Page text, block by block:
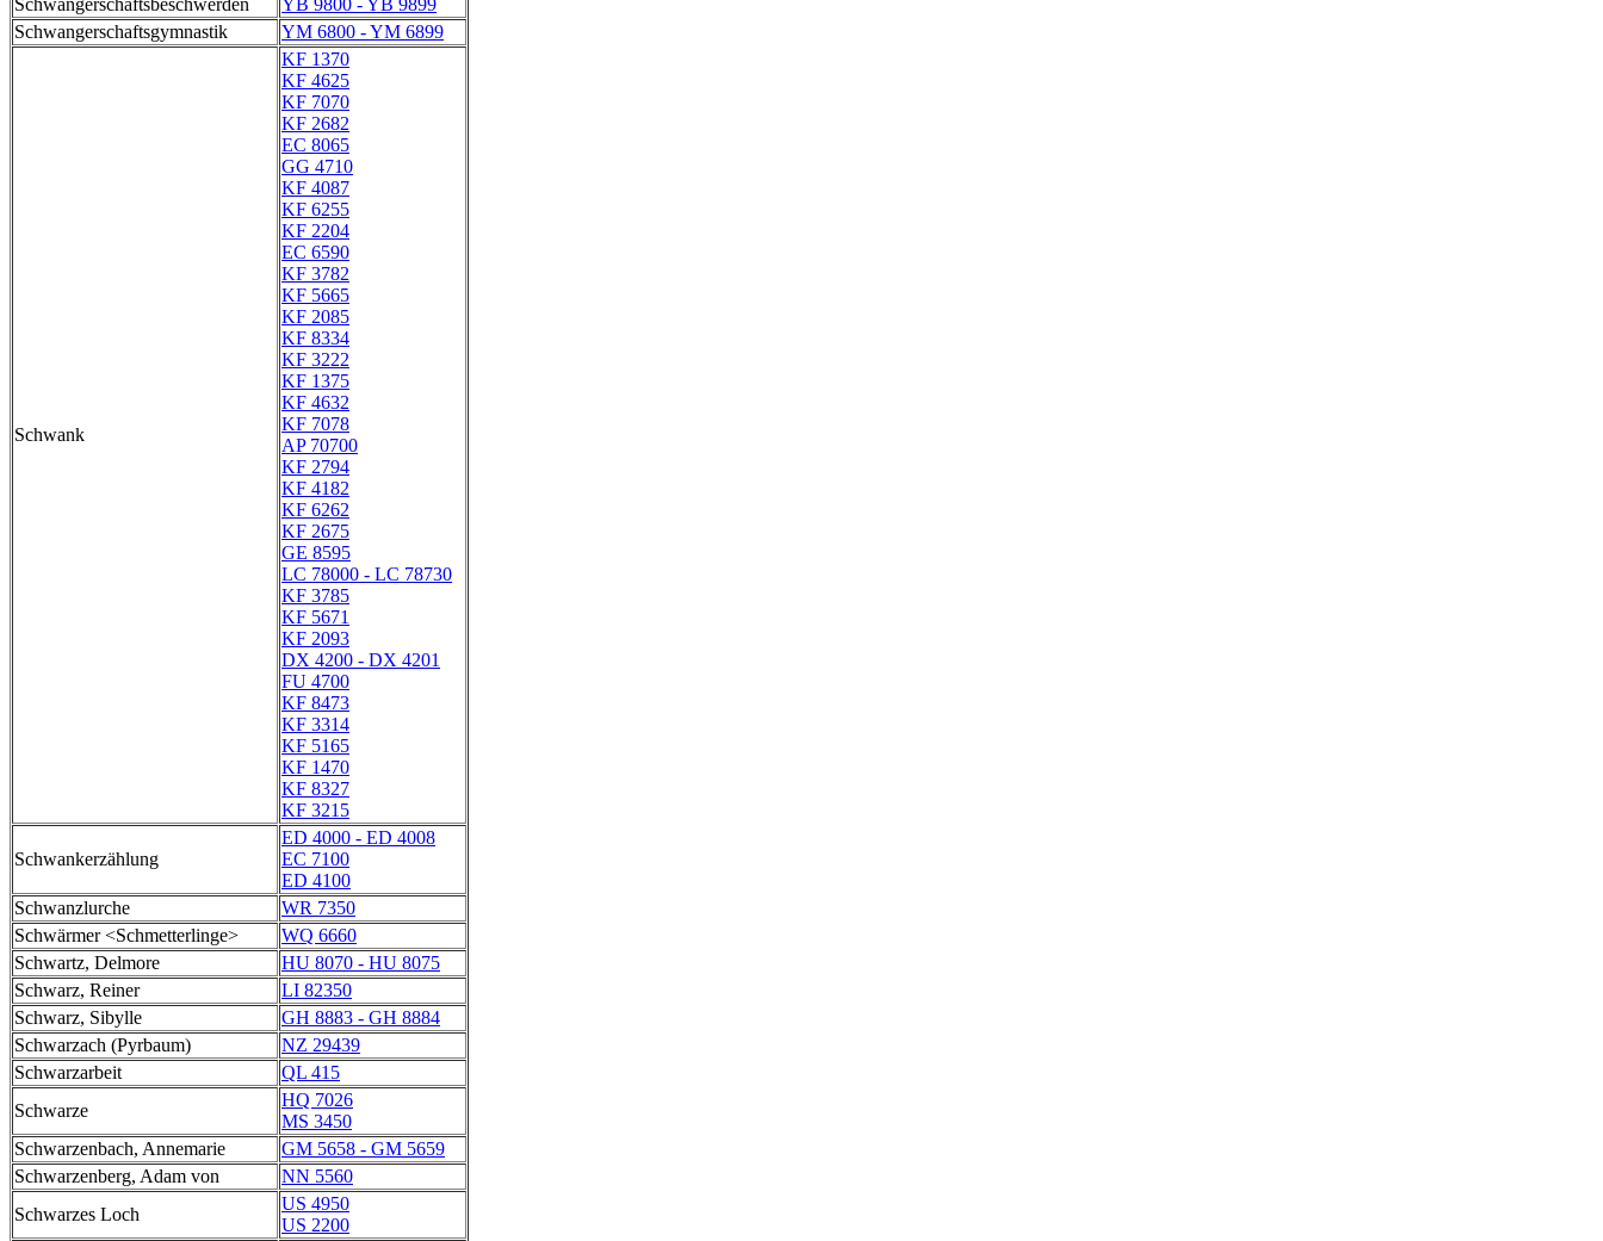
Schwangerschaftsbeschwerden
YB 9800 - YB 9899
Schwangerschaftsgymnastik
YM 6800 - YM 6899
Schwank
KF 1370
KF 4625
KF 7070
KF 2682
EC 8065
GG 4710
KF 4087
KF 6255
KF 2204
EC 6590
KF 3782
KF 5665
KF 2085
KF 8334
KF 3222
KF 1375
KF 4632
KF 7078
AP 70700
KF 2794
KF 4182
KF 6262
KF 2675
GE 8595
LC 78000 - LC 78730
KF 3785
KF 5671
KF 2093
DX 4200 - DX 4201
FU 4700
KF 8473
KF 3314
KF 5165
KF 1470
KF 8327
KF 3215
Schwankerzählung
ED 4000 - ED 4008
EC 7100
ED 4100
Schwanzlurche
WR 7350
Schwärmer <Schmetterlinge>
WQ 6660
Schwartz, Delmore
HU 8070 - HU 8075
Schwarz, Reiner
LI 82350
Schwarz, Sibylle
GH 8883 - GH 8884
Schwarzach (Pyrbaum)
NZ 29439
Schwarzarbeit
QL 415
Schwarze
HQ 7026
MS 3450
Schwarzenbach, Annemarie
GM 5658 - GM 5659
Schwarzenberg, Adam von
NN 5560
Schwarzes Loch
US 4950
US 2200